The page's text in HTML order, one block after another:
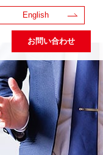
お問い合わせ
English